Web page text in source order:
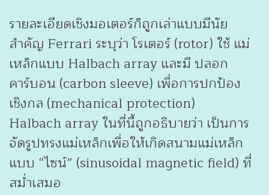
รายละเอียดเชิงมอเตอร์ก็ถูกเล่าแบบมีนัย
สำคัญ Ferrari ระบุว่า โรเตอร์ (rotor) ใช้ แม่
เหล็กแบบ Halbach array และมี ปลอก
คาร์บอน (carbon sleeve) เพื่อการปกป้อง
เชิงกล (mechanical protection)
Halbach array ในที่นี้ถูกอธิบายว่า เป็นการ
จัดรูปทรงแม่เหล็กเพื่อให้เกิดสนามแม่เหล็ก
แบบ “ไซน์” (sinusoidal magnetic field) ที่
สม่ำเสมอ